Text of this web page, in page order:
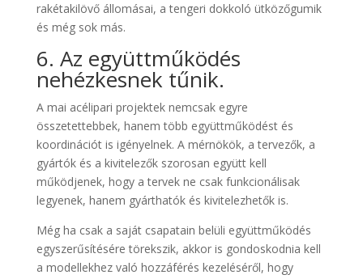
rakétakilövő állomásai, a tengeri dokkoló ütközőgumik
és még sok más.
6. Az együttműködés
nehézkesnek tűnik.
A mai acélipari projektek nemcsak egyre
összetettebbek, hanem több együttműködést és
koordinációt is igényelnek. A mérnökök, a tervezők, a
gyártók és a kivitelezők szorosan együtt kell
működjenek, hogy a tervek ne csak funkcionálisak
legyenek, hanem gyárthatók és kivitelezhetők is.
Még ha csak a saját csapatain belüli együttműködés
egyszerűsítésére törekszik, akkor is gondoskodnia kell
a modellekhez való hozzáférés kezeléséről, hogy